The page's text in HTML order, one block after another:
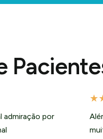
por
★